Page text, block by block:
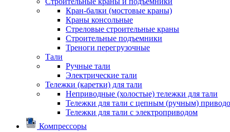
Кран-балки (мостовые краны)
Краны консольные
Стреловые строительные краны
Строительные подъемники
Треноги перегрузочные
Тали
Ручные тали
Электрические тали
Тележки (каретки) для тали
Неприводные (холостые) тележки для тали
Тележки для тали с цепным (ручным)
Тележки для тали с электроприводом
Компрессоры